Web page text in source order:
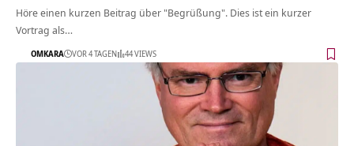
Höre einen kurzen Beitrag über "Begrüßung". Dies ist ein kurzer
Vortrag als…
OMKARA VOR 4 TAGEN 44 VIEWS